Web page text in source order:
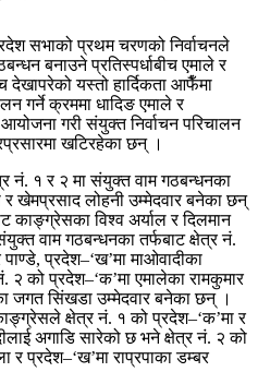
सभाको प्रथम चरणको निर्वाचनले
बनाउने प्रतिस्पर्धाबीच एमाले र
देखापरेको यस्तो हार्दिकता आफैँमा
गर्ने क्रममा धादिङ एमाले र
गरी संयुक्त निर्वाचन परिचालन
खटिरहेका छन् ।
नं. १ र २ मा संयुक्त वाम गठबन्धनका
र खेमप्रसाद लोहनी उम्मेदवार बनेका छन्
काङ्ग्रेसका विश्व अर्याल र दिलमान
वाम गठबन्धनका तर्फबाट क्षेत्र नं.
प्रदेश–‘ख’मा माओवादीका
को प्रदेश–‘क’मा एमालेका रामकुमार
जगत सिंखडा उम्मेदवार बनेका छन् ।
क्षेत्र नं. १ को प्रदेश–‘क’मा र
अगाडि सारेको छ भने क्षेत्र नं. २ को
प्रदेश–‘ख’मा राप्रपाका डम्बर